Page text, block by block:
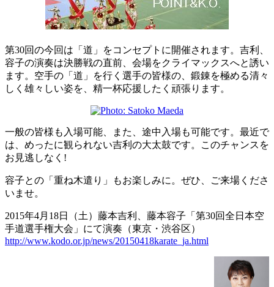
第30回の今回は「道」をコンセプトに開催されます。吉利、
容子の演奏は決勝戦の直前、会場をクライマックスへと誘い
ます。空手の「道」を行く選手の皆様の、鍛錬を極める清々
しく雄々しい姿を、精一杯応援したく頑張ります。
一般の皆様も入場可能、また、途中入場も可能です。最近で
は、めったに観られない吉利の大太鼓です。このチャンスを
お見逃しなく!
容子との「重ね木遣り」もお楽しみに。ぜひ、ご来場くださ
いませ。
2015年4月18日（土）藤本吉利、藤本容子「第30回全日本空
手道選手権大会」にて演奏（東京・渋谷区）
http://www.kodo.or.jp/news/20150418karate_ja.html